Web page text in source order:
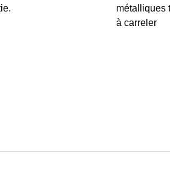
métalliques
à carreler